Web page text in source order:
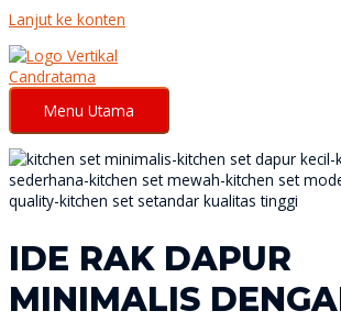
Lanjut ke konten
Menu Utama
IDE RAK DAPUR
MINIMALIS